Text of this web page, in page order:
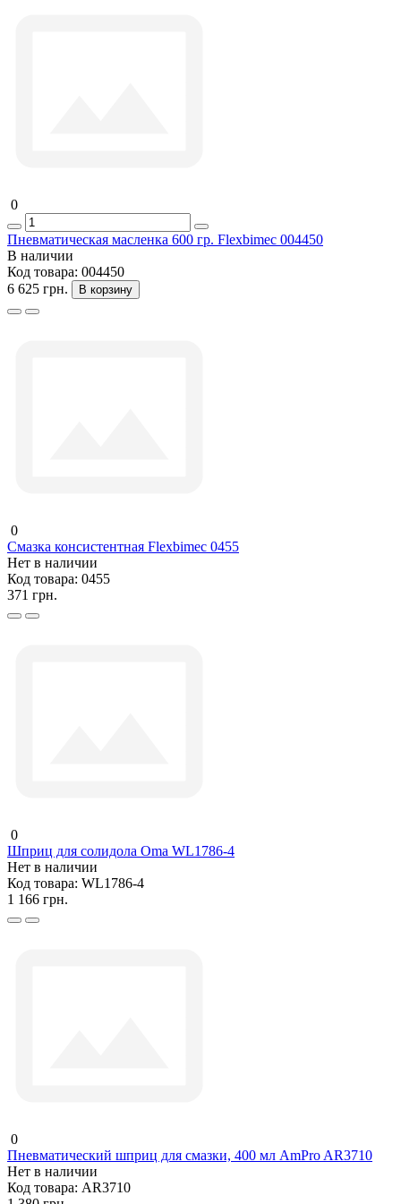
0
Пневматическая масленка 600 гр. Flexbimec 004450
В наличии
Код товара: 004450
6 625 грн.
В корзину
0
Смазка консистентная Flexbimec 0455
Нет в наличии
Код товара: 0455
371 грн.
0
Шприц для солидола Oma WL1786-4
Нет в наличии
Код товара: WL1786-4
1 166 грн.
0
Пневматический шприц для смазки, 400 мл AmPro AR3710
Нет в наличии
Код товара: AR3710